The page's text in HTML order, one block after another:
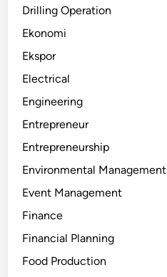
Drilling Operation
Ekonomi
Ekspor
Electrical
Engineering
Entrepreneur
Entrepreneurship
Environmental Management
Event Management
Finance
Financial Planning
Food Production